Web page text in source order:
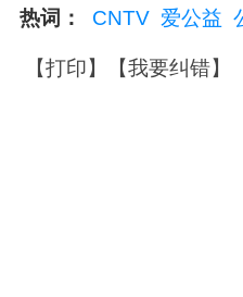
热词： CNTV 爱公益
【打印】【我要纠错】